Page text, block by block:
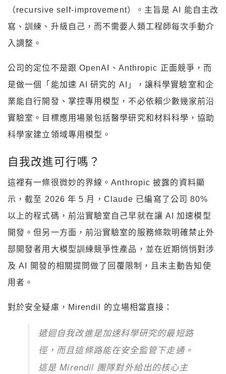
（recursive self-improvement）。主旨是 AI 能自主改
寫、訓練、升級自己，而不需要人類工程師每次手動介
入調整。
公司的定位不是跟 OpenAI、Anthropic 正面競爭，而
是做一個「能加速 AI 研究的 AI」，讓科學實驗室和企
業能自行開發、掌控專用模型，不必依賴少數幾家前沿
實驗室。目標應用場景包括醫學研究和材料科學，協助
科學家建立領域專用模型。
自我改進可行嗎？
這裡有一條很微妙的界線。Anthropic 披露的資料顯
示，截至 2026 年 5 月，Claude 已編寫了公司 80%
以上的程式碼，前沿實驗室自己早就在讓 AI 加速模型
開發。但另一方面，前沿實驗室的服務條款明確禁止外
部開發者用大模型訓練競爭性產品，並在近期悄悄對涉
及 AI 開發的相關提問做了回覆限制，且未主動告知使
用者。
對於安全疑慮，Mirendil 的立場相當直接：
遞迴自我改進是加速科學研究的最短路
徑，而且這條路能在安全監管下走通。
這是 Mirendil 團隊對外給出的核心主